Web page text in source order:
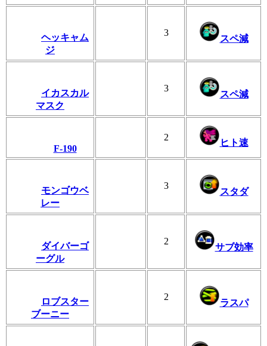
ヘッキャム
ジ
3
スペ減
イカスカル
マスク
3
スペ減
F-190
2
ヒト速
モンゴウベ
レー
3
スタダ
ダイバーゴ
ーグル
2
サブ効率
ロブスター
ブーニー
2
ラスパ